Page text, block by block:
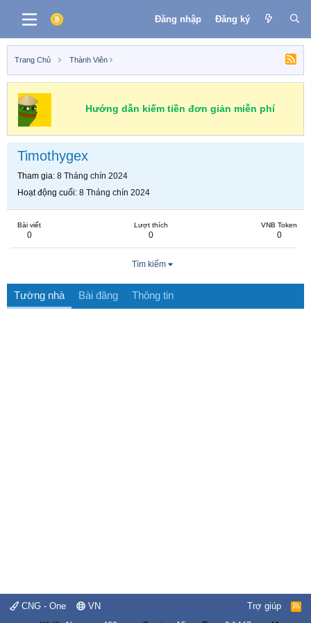
Đăng nhập Đăng ký
Trang Chủ Thành Viên
Hướng dẫn kiếm tiền đơn giản miễn phí
Timothygex
Tham gia 8 Tháng chín 2024
Hoạt động cuối 8 Tháng chín 2024
Bài viết
0
Lượt thích
0
VNB Token
0
Tìm kiếm
Tường nhà Bài đăng Thông tin
CNG - One VN Trợ giúp
R